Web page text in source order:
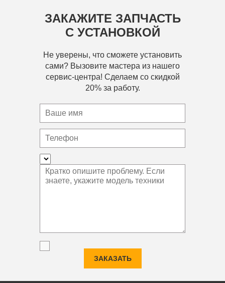
ЗАКАЖИТЕ ЗАПЧАСТЬ
С УСТАНОВКОЙ
Не уверены, что сможете установить
сами? Вызовите мастера из нашего
сервис-центра! Сделаем со скидкой
20% за работу.
ЗАКАЗАТЬ